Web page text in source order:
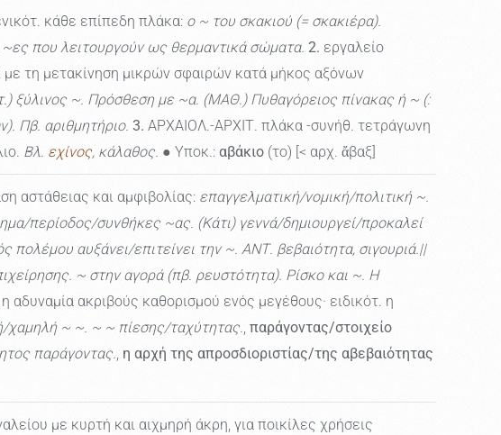
κάθε επίπεδη πλάκα: ο ~ του σκακιού (= σκακιέρα).
που λειτουργούν ως θερμαντικά σώματα. 2. εργαλείο
με τη μετακίνηση μικρών σφαιρών κατά μήκος αξόνων
ξύλινος ~. Πρόσθεση µε ~α. (ΜΑΘ.) Πυθαγόρειος πίνακας ή ~ (:
Πβ. αριθμητήριο. 3. ΑΡΧΑΙΟΛ.-ΑΡΧΙΤ. πλάκα -συνήθ. τετράγωνη
Βλ. εχίνος, κάλαθος. ● Υποκ.: αβάκιο (το) [< αρχ. ἄβαξ]
αστάθειας και αμφιβολίας: επαγγελματική/νομική/πολιτική ~.
περίοδος/συνθήκες ~ας. (Κάτι) γεννά/δημιουργεί/προκαλεί
αυξάνει/επιτείνει την ~. ΑΝΤ. βεβαιότητα, σιγουριά.||
~ στην αγορά (πβ. ρευστότητα). Ρίσκο και ~. Η
αδυναμία ακριβούς καθορισμού ενός μεγέθους· ειδικότ. η
χαμηλή ~ ~. ~ ~ πίεσης/ταχύτητας., παράγοντας/στοιχείο
παράγοντας., η αρχή της απροσδιοριστίας/της αβεβαιότητας
με κυρτή και αιχμηρή άκρη, για ποικίλες χρήσεις